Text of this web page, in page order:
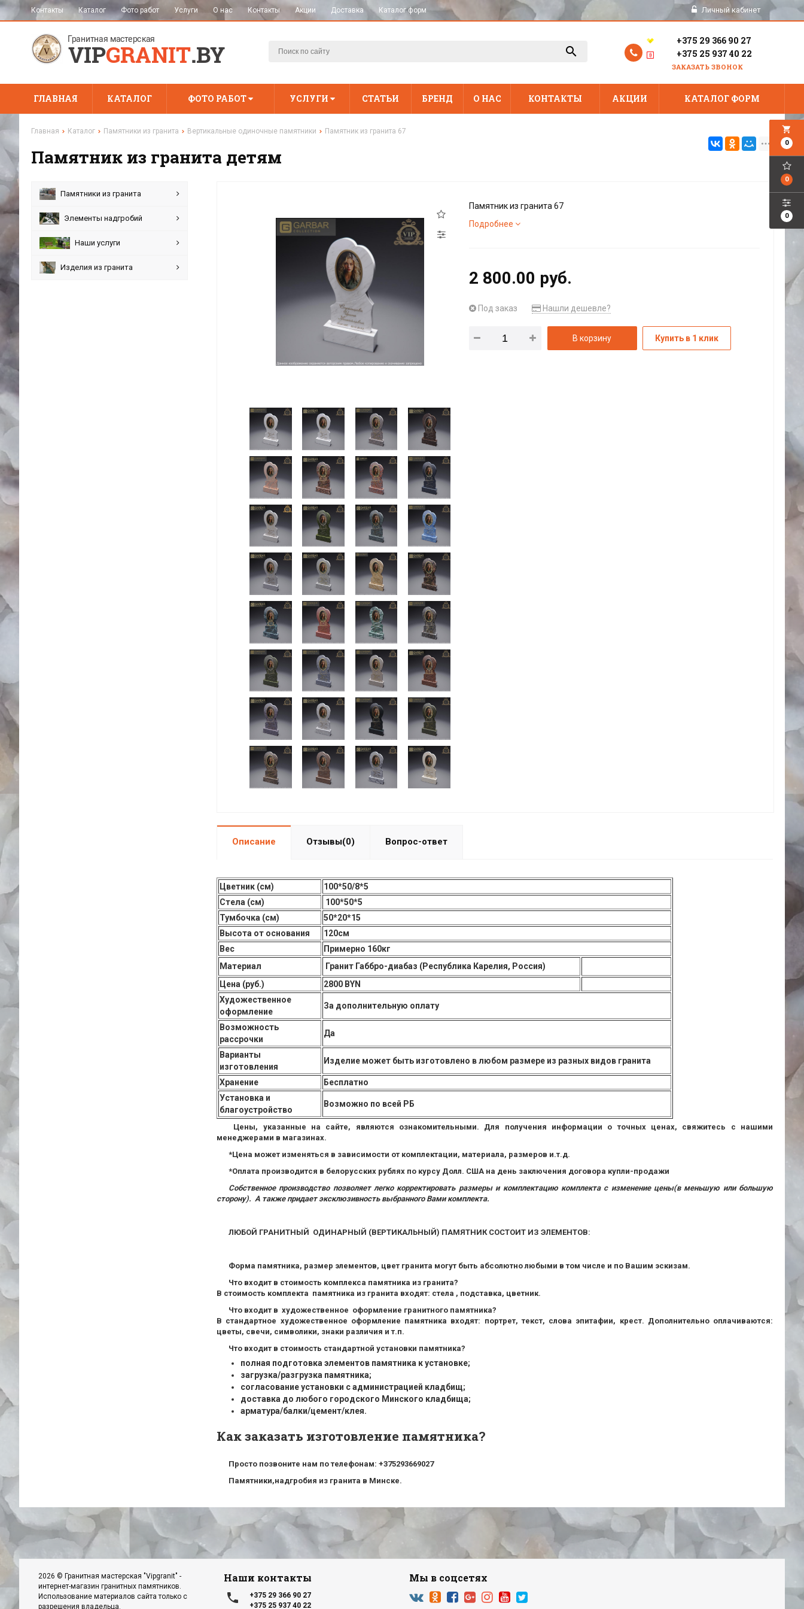
Контакты Каталог Фото работ Услуги О нас Контакты Акции Доставка Каталог форм Личный кабинет
+375 29 366 90 27
+375 25 937 40 22
ЗАКАЗАТЬ ЗВОНОК
ГЛАВНАЯ КАТАЛОГ ФОТО РАБОТ УСЛУГИ СТАТЬИ БРЕНД О НАС КОНТАКТЫ АКЦИИ КАТАЛОГ ФОРМ
Главная Каталог Памятники из гранита Вертикальные одиночные памятники Памятник из гранита 67
Памятник из гранита детям
local_grocery_store
0
0
0
Памятники из гранита
Элементы надгробий
Наши услуги
Изделия из гранита
Памятник из гранита 67
Подробнее
2 800.00 руб.
Под заказ Нашли дешевле?
В корзину Купить в 1 клик
Описание Отзывы(0) Вопрос-ответ
Цветник (см)
100*50/8*5
Стела (см)
100*50*5
Тумбочка (см)
50*20*15
Высота от основания
120см
Вес
Примерно 160кг
Материал
Гранит Габбро-диабаз (Республика Карелия, Россия)
Цена (руб.)
2800 BYN
Художественное
оформление
За дополнительную оплату
Возможность
рассрочки
Да
Варианты
изготовления
Изделие может быть изготовлено в любом размере из разных видов гранита
Хранение
Бесплатно
Установка и
благоустройство
Возможно по всей РБ
Цены, указанные на сайте, являются ознакомительными. Для получения информации о точных ценах, свяжитесь с нашими
менеджерами в магазинах.
*Цена может изменяться в зависимости от комплектации, материала, размеров и.т.д.
*Оплата производится в белорусских рублях по курсу Долл. США на день заключения договора купли-продажи
Собственное производство позволяет легко корректировать размеры и комплектацию комплекта с изменение цены(в меньшую или большую
сторону). А также придает эксклюзивность выбранного Вами комплекта.
ЛЮБОЙ ГРАНИТНЫЙ ОДИНАРНЫЙ (ВЕРТИКАЛЬНЫЙ) ПАМЯТНИК СОСТОИТ ИЗ ЭЛЕМЕНТОВ:
Форма памятника, размер элементов, цвет гранита могут быть абсолютно любыми в том числе и по Вашим эскизам.
Что входит в стоимость комплекса памятника из гранита?
В стоимость комплекта памятника из гранита входят: стела , подставка, цветник.
Что входит в художественное оформление гранитного памятника?
В стандартное художественное оформление памятника входят: портрет, текст, слова эпитафии, крест. Дополнительно оплачиваются:
цветы, свечи, символики, знаки различия и т.п.
Что входит в стоимость стандартной установки памятника?
полная подготовка элементов памятника к установке;
загрузка/разгрузка памятника;
согласование установки с администрацией кладбищ;
доставка до любого городского Минского кладбища;
арматура/балки/цемент/клея.
Как заказать изготовление памятника?
Просто позвоните нам по телефонам: +375293669027
Памятники,надгробия из гранита в Минске.
2026 © Гранитная мастерская "Vipgranit" -
интернет-магазин гранитных памятников.
Использование материалов сайта только с
разрешения владельца.
Наши контакты
local_phone
+375 29 366 90 27
+375 25 937 40 22
Мы в соцсетях